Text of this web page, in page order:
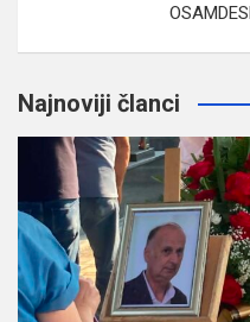
Najnoviji članci